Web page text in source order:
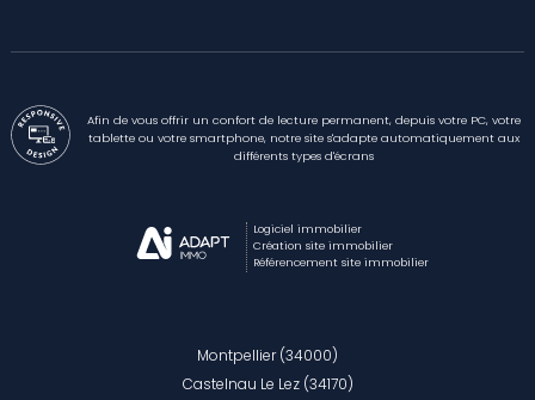
Afin de vous offrir un confort de lecture permanent, depuis votre PC, votre
tablette ou votre smartphone, notre site s'adapte automatiquement aux
différents types d'écrans
Logiciel immobilier
Création site immobilier
Référencement site immobilier
Montpellier (34000)
Castelnau Le Lez (34170)